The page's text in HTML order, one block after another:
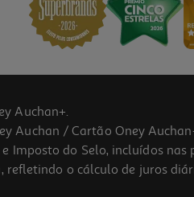
Auchan+.
Auchan / Cartão Oney
Imposto do Selo, incluídos nas
o cálculo de juros